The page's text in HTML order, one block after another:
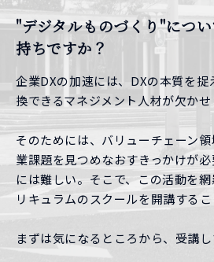
"デジタルものづくり"につ
持ちですか？
企業DXの加速には、DXの本質を
換できるマネジメント人材が欠かせ
そのためには、バリューチェーン
業課題を見つめなおすきっかけが
には難しい。そこで、この活動を
リキュラムのスクールを開講するこ
まずは気になるところから、受講